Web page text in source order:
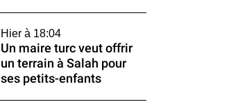
Hier à 18:04
Un maire turc veut offrir
un terrain à Salah pour
ses petits-enfants